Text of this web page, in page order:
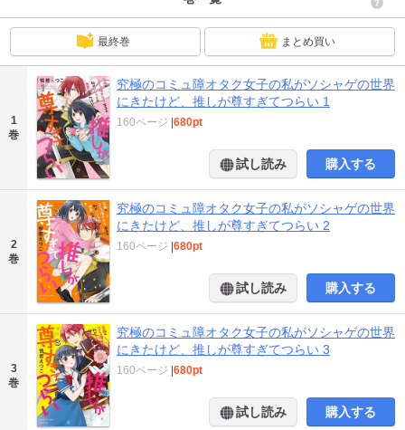
最終巻 まとめ買い
1
巻
究極のコミュ障オタク女子の私がソシャゲの世界
にきたけど、推しが尊すぎてつらい 1
160ページ |680pt
試し読み 購入する
2
巻
究極のコミュ障オタク女子の私がソシャゲの世界
にきたけど、推しが尊すぎてつらい 2
160ページ |680pt
試し読み 購入する
3
巻
究極のコミュ障オタク女子の私がソシャゲの世界
にきたけど、推しが尊すぎてつらい 3
160ページ |680pt
試し読み 購入する